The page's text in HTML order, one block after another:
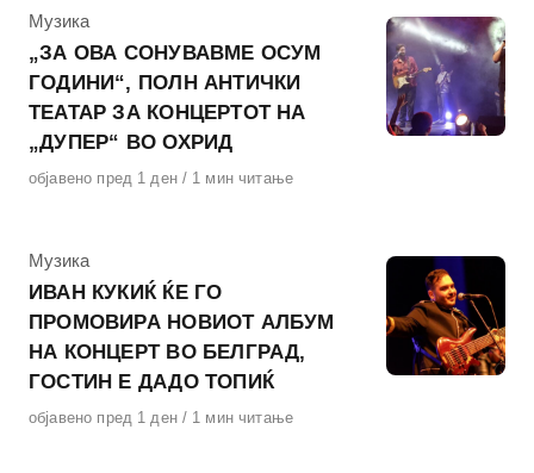
КАтегорија
Музика
„ЗА ОВА СОНУВАВМЕ ОСУМ
ГОДИНИ“, ПОЛН АНТИЧКИ
ТЕАТАР ЗА КОНЦЕРТОТ НА
„ДУПЕР“ ВО ОХРИД
Објавено
објавено пред 1 ден 1 мин читање
КАтегорија
Музика
ИВАН КУКИЌ ЌЕ ГО
ПРОМОВИРА НОВИОТ АЛБУМ
НА КОНЦЕРТ ВО БЕЛГРАД,
ГОСТИН Е ДАДО ТОПИЌ
Објавено
објавено пред 1 ден 1 мин читање